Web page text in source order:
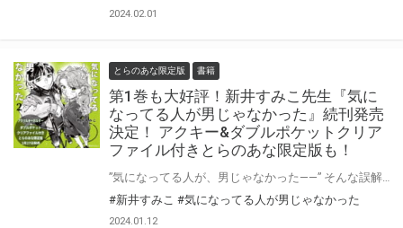
2024.02.01
とらのあな限定版 書籍
第1巻も大好評！新井すみこ先生『気に
なってる人が男じゃなかった』続刊発売
決定！ アクキー&ダブルポケットクリア
ファイル付きとらのあな限定版も！
#新井すみこ #気になってる人が男じゃなかった
2024.01.12